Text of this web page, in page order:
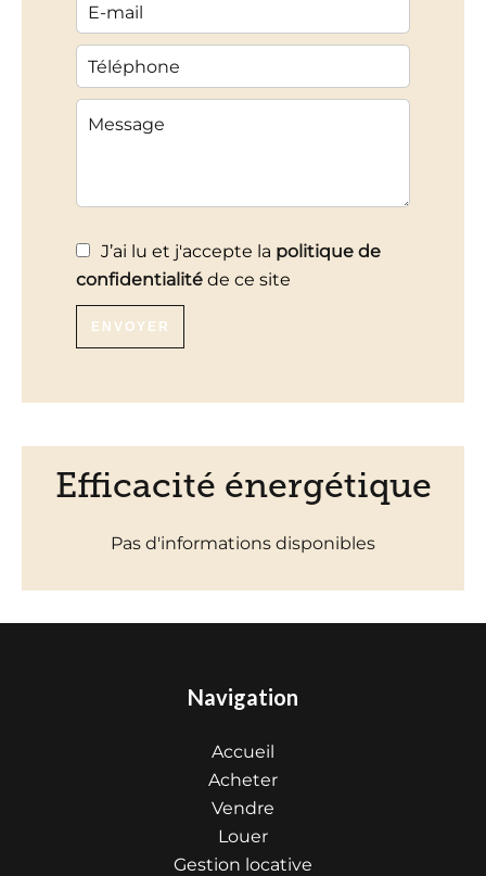
J’ai lu et j'accepte la politique de
confidentialité de ce site
ENVOYER
Efficacité énergétique
Pas d'informations disponibles
Navigation
Accueil
Acheter
Vendre
Louer
Gestion locative